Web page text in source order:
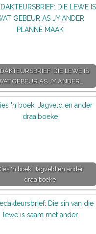
DIE LEWE IS
GEBEUR AS JY ANDER…
'n boek: Jagveld en ander
draaiboeke